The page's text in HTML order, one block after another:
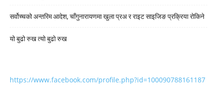
सर्वोच्चको अन्तरिम आदेश, चाँगुनारायणमा खुला प्रअ र राइट साइजिङ प्रक्रिया रोकिने
यो बुढो रुख त्यो बुढो रुख
https://www.facebook.com/profile.php?id=100090788161187